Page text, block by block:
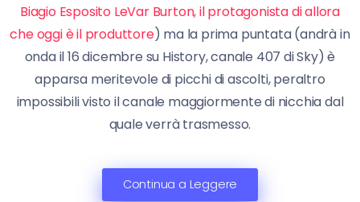
Biagio Esposito LeVar Burton, il protagonista di allora
che oggi è il produttore) ma la prima puntata (andrà in
onda il 16 dicembre su History, canale 407 di Sky) è
apparsa meritevole di picchi di ascolti, peraltro
impossibili visto il canale maggiormente di nicchia dal
quale verrà trasmesso.
Continua a Leggere